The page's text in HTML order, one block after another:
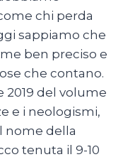
chi perda
sappiamo che
ben preciso e
che contano.
2019 del volume
e i neologismi,
nome della
tenuta il 9-10